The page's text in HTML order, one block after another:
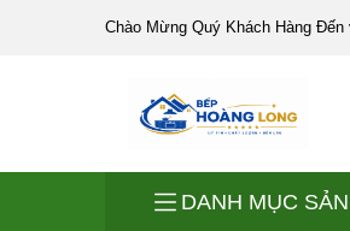
Chào Mừng Quý Khách Hàng
DANH MỤC